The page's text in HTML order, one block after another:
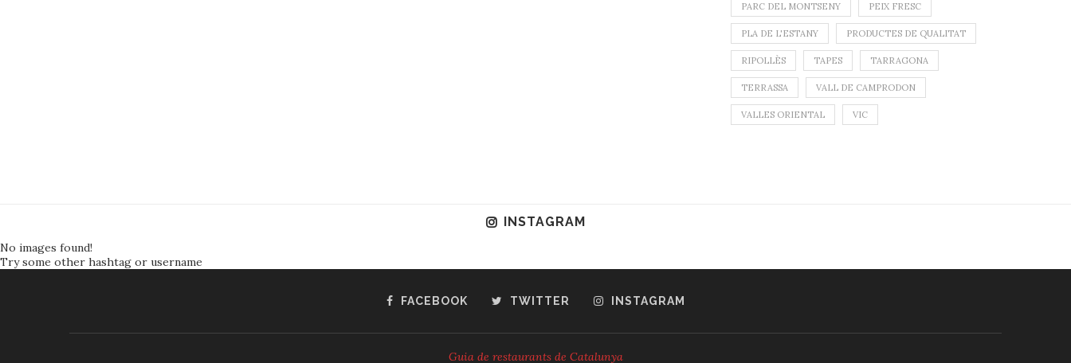
PARC DEL MONTSENY PEIX FRESC
PLA DE L'ESTANY PRODUCTES DE QUALITAT
RIPOLLÈS TAPES TARRAGONA
TERRASSA VALL DE CAMPRODON
VALLES ORIENTAL VIC
INSTAGRAM
No images found!
Try some other hashtag or username
FACEBOOK TWITTER INSTAGRAM
Guia de restaurants de Catalunya